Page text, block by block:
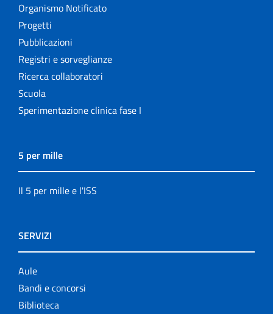
Organismo Notificato
Progetti
Pubblicazioni
Registri e sorveglianze
Ricerca collaboratori
Scuola
Sperimentazione clinica fase I
5 per mille
Il 5 per mille e l'ISS
SERVIZI
Aule
Bandi e concorsi
Biblioteca